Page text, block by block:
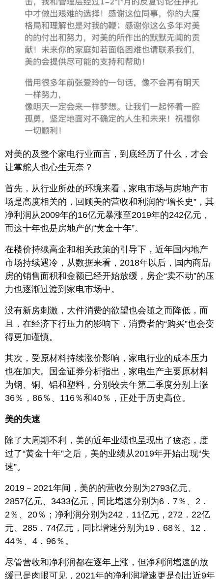
对美的及整个家电行业而言，到底经历了什么，才会
让掌舵人也心生无奈？
首先，从行业所处的环境来看，家电市场与房地产市
场是高度相关的，回顾美的营收和利润的“增长史”，其
净利润从2009年的16亿元暴涨至2019年的242亿元，
而这十年也是房地产的“黄金十年”。
在楼价持续高企和相关政策的引导下，近年国内地产
市场持续遇冷，从数据来看，2018年以后，国内商品
房的销售面积和金额已经开始放缓，房企“卖不动”的压
力也逐渐过渡到家电市场中。
没有新房刺激，大件消费的欲望也会随之而降低，而
且，在经济下行压力的影响下，消费者的“购买”也会变
得更加谨慎。
其次，受原材料持续涨价影响，家电行业的成本压力
也在加大。国金证券分析指出，家电生产主要原材料
为钢、铜、铝和塑料，分别较去年第二季度分别上涨
36％，86％、116％和40％，正处于历史高位。
美的失速
除了大周期不利，美的近年业绩也呈现出了疲态，度
过了“黄金十年”之后，美的业绩从2019年开始出现“失
速”。
2019－2021年间，美的的营收分别为2793亿元、
2857亿元、3433亿元，同比增速分别为6．7％、2．
2％、20％；净利润分别为242．11亿元，272．22亿
元、285．74亿元，同比增速分别为19．68％、12．
44％、4．96％。
尽管营收和净利润都在逐年上涨，但净利润增速的放
缓已是肉眼可见，2021年的净利润增速更是创出近9年